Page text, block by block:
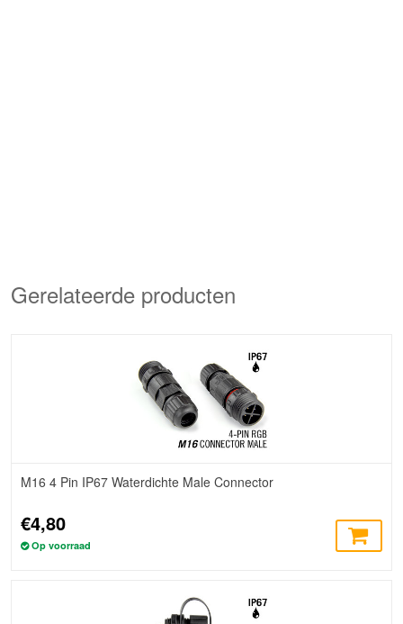
Gerelateerde producten
M16 4 Pin IP67 Waterdichte Male Connector
€4,80
Op voorraad